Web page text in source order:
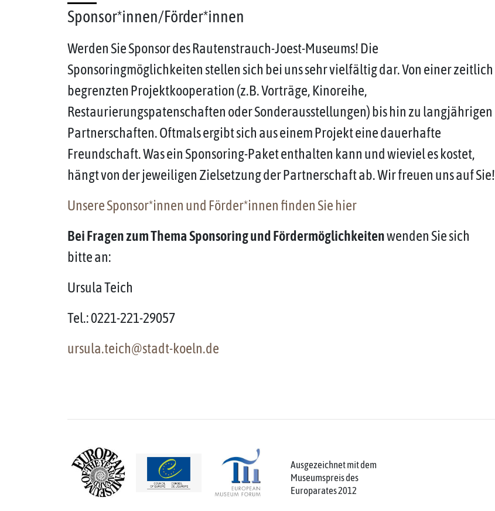
Sponsor*innen/Förder*innen
Werden Sie Sponsor des Rautenstrauch-Joest-Museums! Die
Sponsoringmöglichkeiten stellen sich bei uns sehr vielfältig dar. Von einer zeitlich
begrenzten Projektkooperation (z.B. Vorträge, Kinoreihe,
Restaurierungspatenschaften oder Sonderausstellungen) bis hin zu langjährigen
Partnerschaften. Oftmals ergibt sich aus einem Projekt eine dauerhafte
Freundschaft. Was ein Sponsoring-Paket enthalten kann und wieviel es kostet,
hängt von der jeweiligen Zielsetzung der Partnerschaft ab. Wir freuen uns auf Sie!
Unsere Sponsor*innen und Förder*innen finden Sie hier
Bei Fragen zum Thema Sponsoring und Fördermöglichkeitenwenden Sie sich
bitte an:
Ursula Teich
Tel.: 0221-221-29057
ursula.teich@stadt-koeln.de
Ausgezeichnet mit dem
Museumspreis des
Europarates 2012